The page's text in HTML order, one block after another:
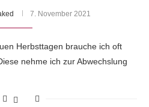
7. November 2021
Herbsttagen brauche ich oft
nehme ich zur Abwechslung